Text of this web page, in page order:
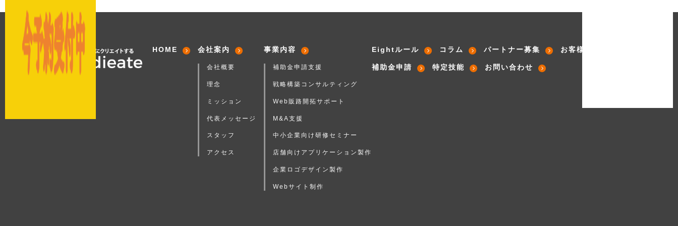
HOME 会社案内
会社概要
理念
ミッション
代表メッセージ
スタッフ
アクセス
事業内容
補助金申請支援
戦略構築コンサルティング
Web販路開拓サポート
M&A支援
中小企業向け研修セミナー
店舗向けアプリケーション製作
企業ロゴデザイン製作
Webサイト制作
Eightルール コラム パートナー募集 お客様の声
補助金申請 特定技能 お問い合わせ